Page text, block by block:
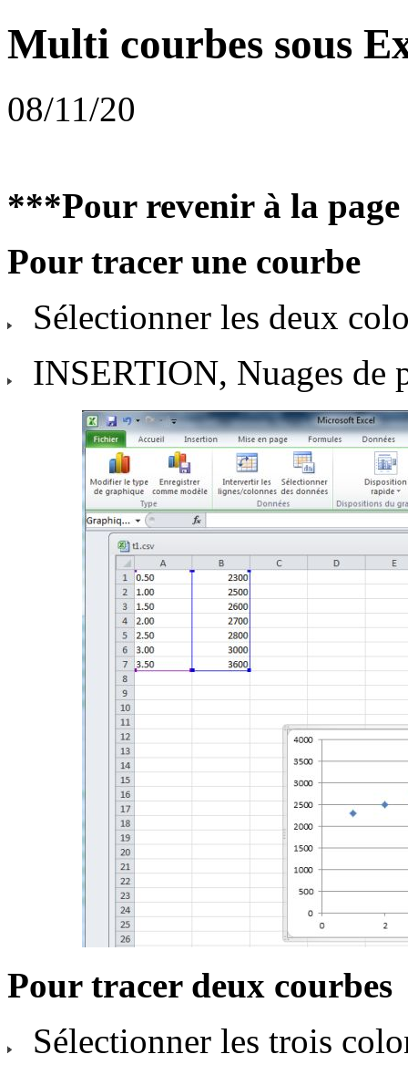
Multi courbes sous
08/11/20
***Pour revenir à la page
Pour tracer une courbe
Sélectionner les deux
INSERTION, Nuages de
Pour tracer deux courbes
Sélectionner les trois